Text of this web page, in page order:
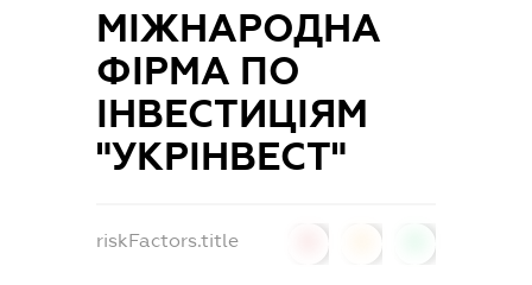
МІЖНАРОДНА
ФІРМА ПО
ІНВЕСТИЦІЯМ
"УКРІНВЕСТ"
riskFactors.title